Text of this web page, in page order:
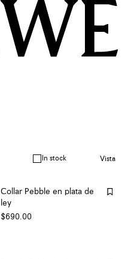
In stock Vista
Collar Pebble en plata de
ley
$690.00